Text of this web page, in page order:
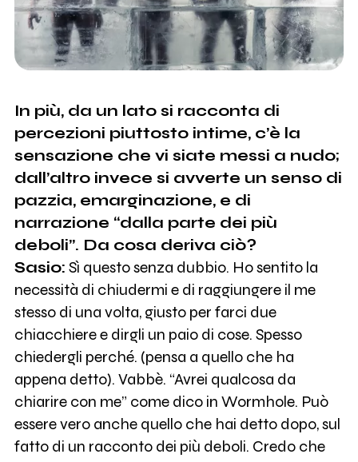
In più, da un lato si racconta di
percezioni piuttosto intime, c’è la
sensazione che vi siate messi a nudo;
dall’altro invece si avverte un senso di
pazzia, emarginazione, e di
narrazione “dalla parte dei più
deboli”. Da cosa deriva ciò?
Sasio: Sì questo senza dubbio. Ho sentito la
necessità di chiudermi e di raggiungere il me
stesso di una volta, giusto per farci due
chiacchiere e dirgli un paio di cose. Spesso
chiedergli perché. (pensa a quello che ha
appena detto). Vabbè. “Avrei qualcosa da
chiarire con me” come dico in Wormhole. Può
essere vero anche quello che hai detto dopo, sul
fatto di un racconto dei più deboli. Credo che